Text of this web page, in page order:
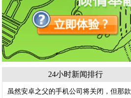
24小时新闻排行
虽然安卓之父的手机公司将关闭，但那款